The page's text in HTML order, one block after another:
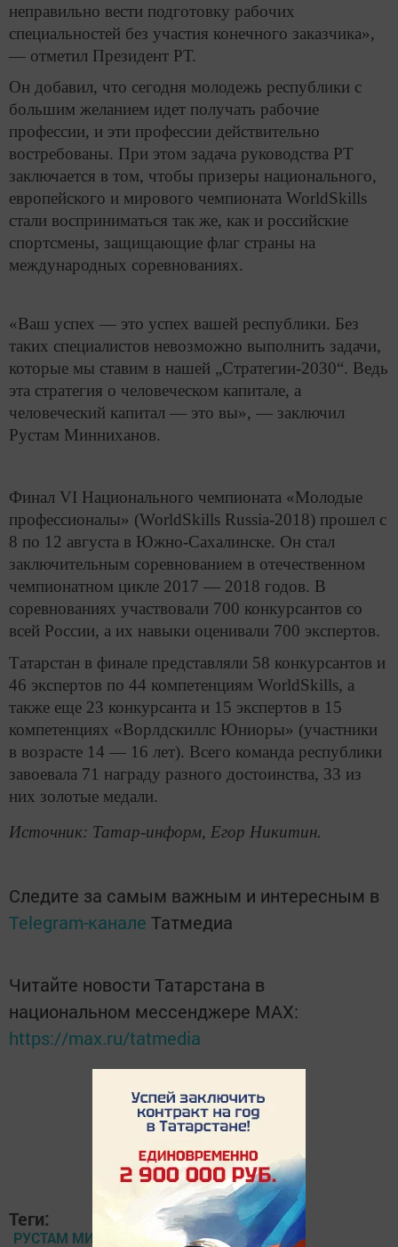
неправильно вести подготовку рабочих
специальностей без участия конечного заказчика»,
— отметил Президент РТ.
Он добавил, что сегодня молодежь республики с
большим желанием идет получать рабочие
профессии, и эти профессии действительно
востребованы. При этом задача руководства РТ
заключается в том, чтобы призеры национального,
европейского и мирового чемпионата WorldSkills
стали восприниматься так же, как и российские
спортсмены, защищающие флаг страны на
международных соревнованиях.
«Ваш успех — это успех вашей республики. Без
таких специалистов невозможно выполнить задачи,
которые мы ставим в нашей „Стратегии-2030“. Ведь
эта стратегия о человеческом капитале, а
человеческий капитал — это вы», — заключил
Рустам Минниханов.
Финал VI Национального чемпионата «Молодые
профессионалы» (WorldSkills Russia-2018) прошел с
8 по 12 августа в Южно-Сахалинске. Он стал
заключительным соревнованием в отечественном
чемпионатном цикле 2017 — 2018 годов. В
соревнованиях участвовали 700 конкурсантов со
всей России, а их навыки оценивали 700 экспертов.
Татарстан в финале представляли 58 конкурсантов и
46 экспертов по 44 компетенциям WorldSkills, а
также еще 23 конкурсанта и 15 экспертов в 15
компетенциях «Ворлдскиллс Юниоры» (участники
в возрасте 14 — 16 лет). Всего команда республики
завоевала 71 награду разного достоинства, 33 из
них золотые медали.
Источник: Татар-информ, Егор Никитин.
Следите за самым важным и интересным в
Telegram-канале Татмедиа
Читайте новости Татарстана в
национальном мессенджере MАХ:
https://max.ru/tatmedia
Теги:
РУСТАМ МИННИХАНОВ